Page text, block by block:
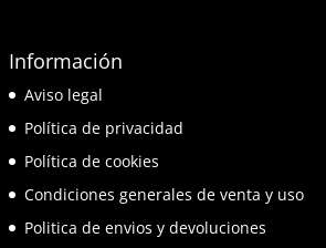
Información
Aviso legal
Política de privacidad
Política de cookies
Condiciones generales de venta y uso
Politica de envios y devoluciones